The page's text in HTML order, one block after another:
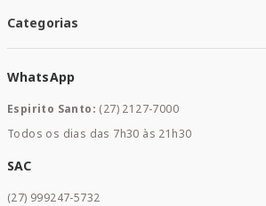
Santa Mais Convenios
Meus Pedidos
Categorias
Saúde e Bem-estar
Mamães e Bebê
Dermocosméticos
WhatsApp
Espirito Santo: (27) 2127-7000
Todos os dias das 7h30 às 21h30
SAC
(27) 999247-5732